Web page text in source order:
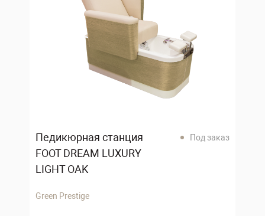
Педикюрная станция
FOOT DREAM LUXURY
LIGHT OAK
Под заказ
Green Prestige